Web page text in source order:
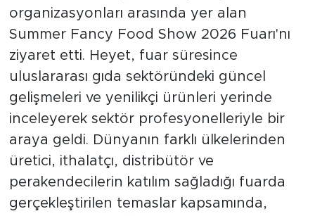
organizasyonları arasında yer alan
Summer Fancy Food Show 2026 Fuarı'nı
ziyaret etti. Heyet, fuar süresince
uluslararası gıda sektöründeki güncel
gelişmeleri ve yenilikçi ürünleri yerinde
inceleyerek sektör profesyonelleriyle bir
araya geldi. Dünyanın farklı ülkelerinden
üretici, ithalatçı, distribütör ve
perakendecilerin katılım sağladığı fuarda
gerçekleştirilen temaslar kapsamında,